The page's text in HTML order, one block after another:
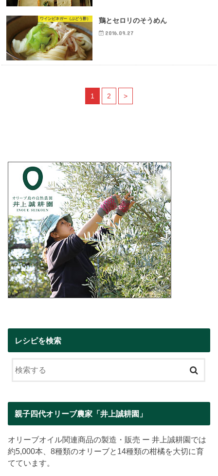
ワインビネガー（ぶどう酢） 鶏とセロリのそうめん
2016.09.27
1 2 >
レシピを検索
親子四代オリーブ農家「井上誠耕園」
オリーブオイル関連商品の製造・販売 ー 井上誠耕園では
約5,000本、8種類のオリーブと14種類の柑橘を大切に育
てています。